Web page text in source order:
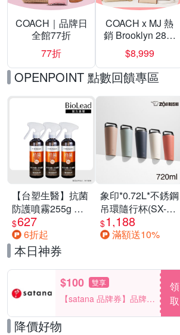
COACH｜品牌日
全館77折
77折
COACH x MJ 熱
銷 Brooklyn 28／
兩用／斜背包均
一價-多款可選
$8,999
OPENPOINT 點數回饋專區
【台塑生醫】抗菌
防護噴霧255g 三
入組
$627
6折起
象印*0.72L*不銹鋼
吊環隨行杯(SX-
LA72H)
$1,188
滿額送10%
本日神券
$100 雙享
【satana 品牌券】品牌週
一件折$100
領
取
降價好物